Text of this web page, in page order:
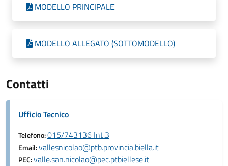
MODELLO PRINCIPALE
MODELLO ALLEGATO (SOTTOMODELLO)
Contatti
Ufficio Tecnico
Telefono:015/743136 Int.3
Email:vallesnicolao@ptb.provincia.biella.it
PEC:valle.san.nicolao@pec.ptbiellese.it